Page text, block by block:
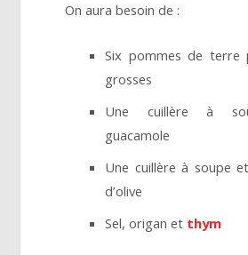
On aura besoin de :
Six pommes de terre
grosses
Une cuillère à
guacamole
Une cuillère à soupe
d’olive
Sel, origan et thym